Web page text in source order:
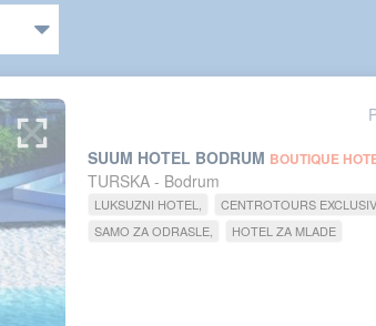
SUUM HOTEL BODRUM BOUTIQUE
TURSKA - Bodrum
LUKSUZNI HOTEL CENTROTOURS
SAMO ZA ODRASLE
HOTEL ZA MLADE